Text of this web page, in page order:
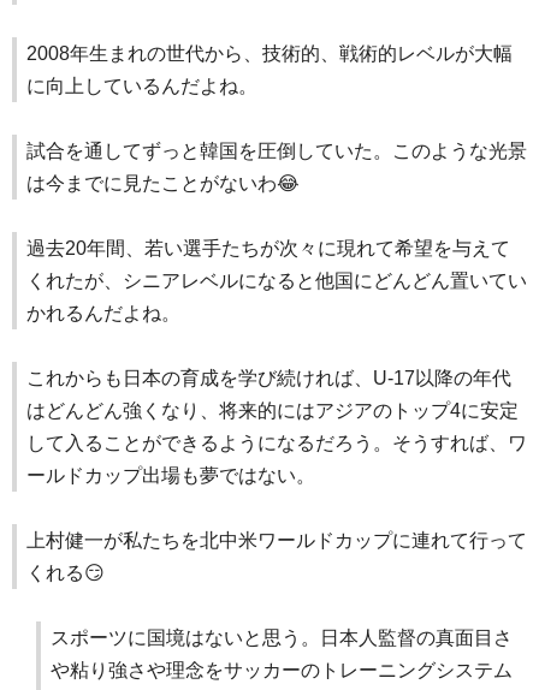
2008年生まれの世代から、技術的、戦術的レベルが大幅
に向上しているんだよね。
試合を通してずっと韓国を圧倒していた。このような光景
は今までに見たことがないわ😂
過去20年間、若い選手たちが次々に現れて希望を与えて
くれたが、シニアレベルになると他国にどんどん置いてい
かれるんだよね。
これからも日本の育成を学び続ければ、U-17以降の年代
はどんどん強くなり、将来的にはアジアのトップ4に安定
して入ることができるようになるだろう。そうすれば、ワ
ールドカップ出場も夢ではない。
上村健一が私たちを北中米ワールドカップに連れて行って
くれる😏
スポーツに国境はないと思う。日本人監督の真面目さ
や粘り強さや理念をサッカーのトレーニングシステム